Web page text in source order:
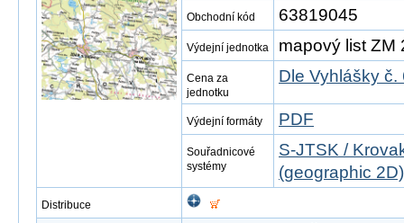
Obchodní kód 63819045
Výdejní jednotka mapový list ZM
Cena za
jednotku
Dle Vyhlášky
Výdejní formáty PDF
Souřadnicové
systémy
S-JTSK /
(geographic 2D)
Distribuce